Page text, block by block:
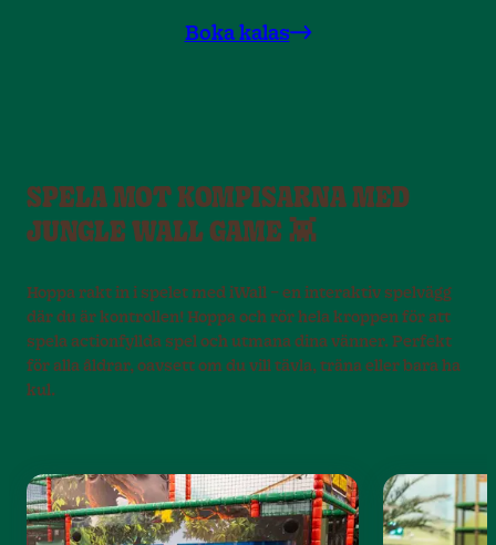
Boka kalas
SPELA MOT KOMPISARNA MED
JUNGLE WALL GAME 👾
Hoppa rakt in i spelet med iWall – en interaktiv spelvägg
där du är kontrollen! Hoppa och rör hela kroppen för att
spela actionfyllda spel och utmana dina vänner. Perfekt
för alla åldrar, oavsett om du vill tävla, träna eller bara ha
kul.